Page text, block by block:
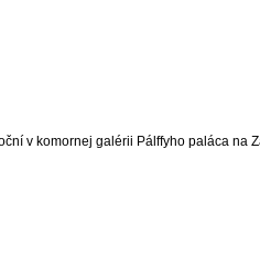
v komornej galérii Pálffyho paláca na